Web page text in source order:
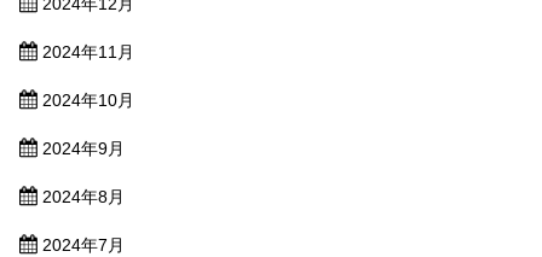
2024年12月
2024年11月
2024年10月
2024年9月
2024年8月
2024年7月